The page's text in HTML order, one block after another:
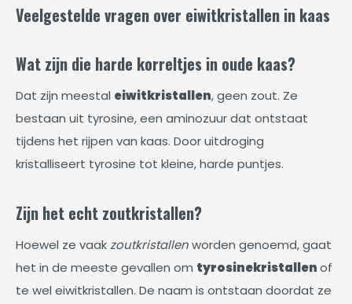
Veelgestelde vragen over eiwitkristallen in kaas
Wat zijn die harde korreltjes in oude kaas?
Dat zijn meestal eiwitkristallen, geen zout. Ze
bestaan uit tyrosine, een aminozuur dat ontstaat
tijdens het rijpen van kaas. Door uitdroging
kristalliseert tyrosine tot kleine, harde puntjes.
Zijn het echt zoutkristallen?
Hoewel ze vaakzoutkristallenworden genoemd, gaat
het in de meeste gevallen om tyrosinekristallenof
te wel eiwitkristallen. De naam is ontstaan doordat ze